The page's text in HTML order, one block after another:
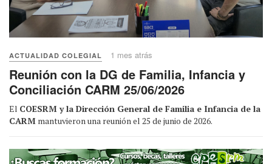
ACTUALIDAD COLEGIAL 1 mes atrás
Reunión con la DG de Familia, Infancia y
Conciliación CARM 25/06/2026
El COESRM y la Dirección General de Familia e Infancia de la
CARM mantuvieron una reunión el 25 de junio de 2026.